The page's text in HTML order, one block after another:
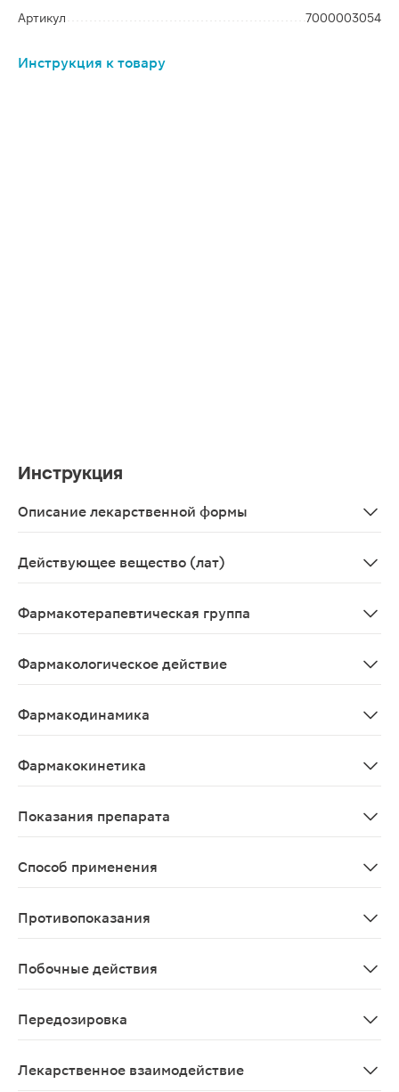
Артикул
7000003054
Инструкция к товару
Инструкция
Описание лекарственной формы
Действующее вещество (лат)
Фармакотерапевтическая группа
Фармакологическое действие
Фармакодинамика
Фармакокинетика
Показания препарата
Способ применения
Противопоказания
Побочные действия
Передозировка
Лекарственное взаимодействие